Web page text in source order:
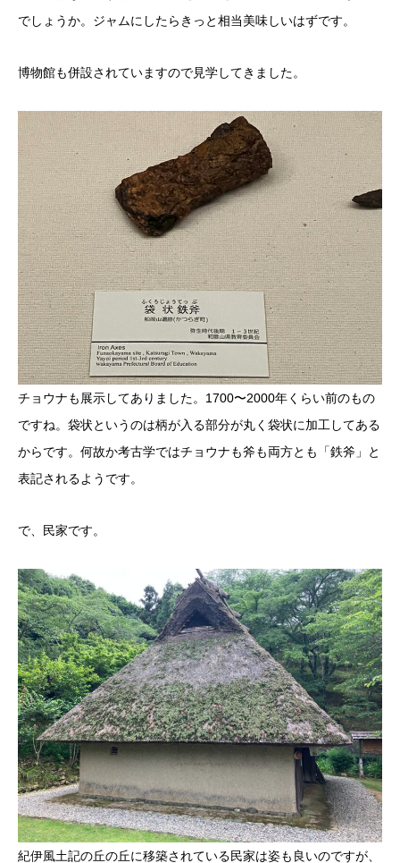
でしょうか。ジャムにしたらきっと相当美味しいはずです。
博物館も併設されていますので見学してきました。
チョウナも展示してありました。1700〜2000年くらい前のもの
ですね。袋状というのは柄が入る部分が丸く袋状に加工してある
からです。何故か考古学ではチョウナも斧も両方とも「鉄斧」と
表記されるようです。
で、民家です。
紀伊風土記の丘の丘に移築されている民家は姿も良いのですが、